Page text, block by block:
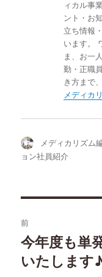
ィカル事
ント・お
立ち情報
います。
ま、お一
勤・正職
き方まで
メディカ
投
稿
メディカリズム
ョン社員紹介
稿
ナ
前
過
去
今年度も単
いたします